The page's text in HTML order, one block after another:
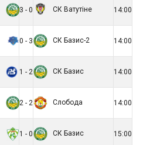
3 - 0 СК Ватутіне 14:00
0 - 3 СК Базис-2 14:00
1 - 2 СК Базис 14:00
2 - 2 Слобода 14:00
1 - 0 СК Базис 15:00